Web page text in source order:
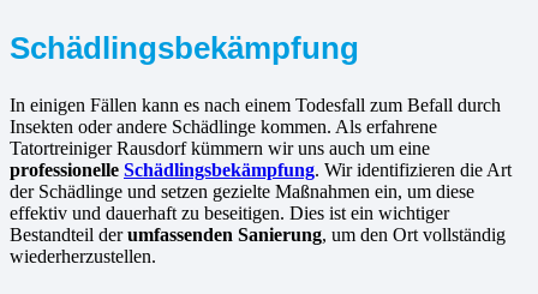
Schädlingsbekämpfung
In einigen Fällen kann es nach einem Todesfall zum Befall durch
Insekten oder andere Schädlinge kommen. Als erfahrene
Tatortreiniger Rausdorf kümmern wir uns auch um eine
professionelle Schädlingsbekämpfung. Wir identifizieren die Art
der Schädlinge und setzen gezielte Maßnahmen ein, um diese
effektiv und dauerhaft zu beseitigen. Dies ist ein wichtiger
Bestandteil derumfassenden Sanierung, um den Ort vollständig
wiederherzustellen.